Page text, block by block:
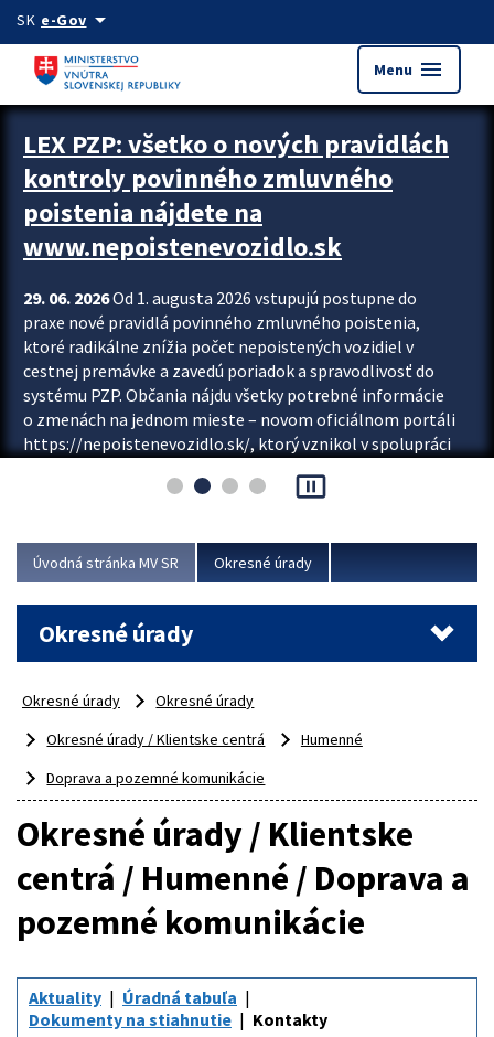
Preskocit na hlavný obsah
SK e-Govarrow_drop_down
Menu menu
Zastavit automatický posun upútavok
LEX PZP: všetko o nových pravidlách
kontroly povinného zmluvného
poistenia nájdete na
www.nepoistenevozidlo.sk
29. 06. 2026Od 1. augusta 2026 vstupujú postupne do
praxe nové pravidlá povinného zmluvného poistenia,
ktoré radikálne znížia počet nepoistených vozidiel v
cestnej premávke a zavedú poriadok a spravodlivosť do
systému PZP. Občania nájdu všetky potrebné informácie
o zmenách na jednom mieste – novom oficiálnom portáli
https://nepoistenevozidlo.sk/, ktorý vznikol v spolupráci
asociácie poisťovní (SLASPO) a Ministerstva vnútra SR.
Viac
pause_presentation
Úvodná stránka MV SR Okresné úrady
Okresné úrady
Okresné úrady
Okresné úrady
Okresné úrady / Klientske centrá
Humenné
Doprava a pozemné komunikácie
Okresné úrady / Klientske
centrá / Humenné / Doprava a
pozemné komunikácie
Aktuality
Úradná tabuľa
Dokumenty na stiahnutie
Kontakty